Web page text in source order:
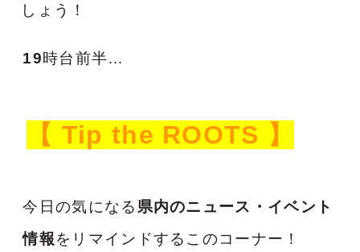
しょう！
19時台前半…
【 Tip the ROOTS 】
今日の気になる 県内のニュース・イベント
情報をリマインドするこのコーナー！